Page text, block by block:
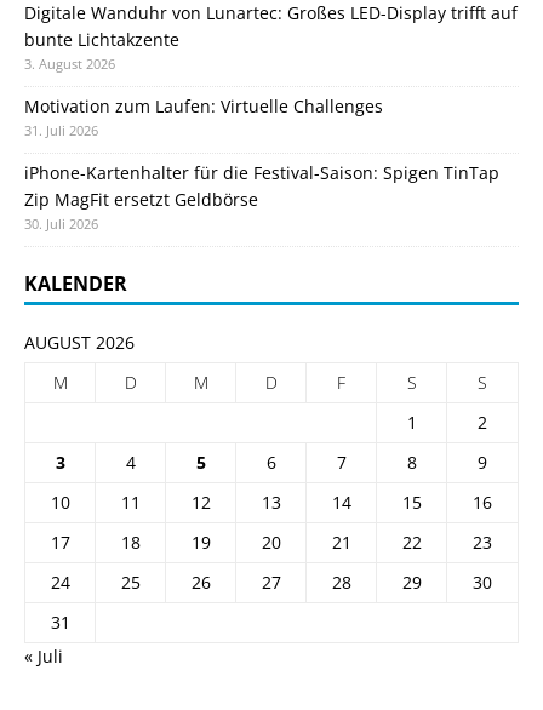
Digitale Wanduhr von Lunartec: Großes LED-Display trifft auf
bunte Lichtakzente
3. August 2026
Motivation zum Laufen: Virtuelle Challenges
31. Juli 2026
iPhone-Kartenhalter für die Festival-Saison: Spigen TinTap
Zip MagFit ersetzt Geldbörse
30. Juli 2026
KALENDER
AUGUST 2026
M
D M D F S
S
1
2
3
4 5 6 7 8
9
10
11 12 13 14 15
16
17
18 19 20 21 22
23
24
25 26 27 28 29
30
31
« Juli